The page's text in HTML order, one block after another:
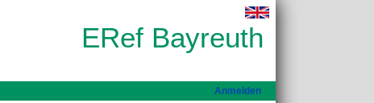
ERef Bayreuth
Anmelden